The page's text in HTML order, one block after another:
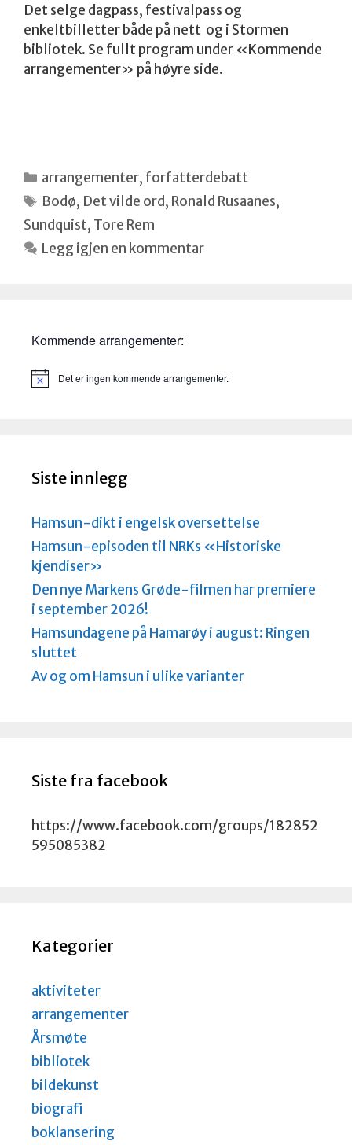
Det selge dagpass, festivalpass og
enkeltbilletter både på nett og i Stormen
bibliotek. Se fullt program under «Kommende
arrangementer» på høyre side.
Kategorier
arrangementer, forfatterdebatt
Stikkord
Bodø, Det vilde ord, Ronald Rusaanes,
Sundquist, Tore Rem
Legg igjen en kommentar
Kommende arrangementer:
M
Det er ingen kommende arrangementer.
Siste innlegg
Hamsun-dikt i engelsk oversettelse
Hamsun-episoden til NRKs «Historiske
kjendiser»
Den nye Markens Grøde-filmen har premiere
i september 2026!
Hamsundagene på Hamarøy i august: Ringen
sluttet
Av og om Hamsun i ulike varianter
Siste fra facebook
https://www.facebook.com/groups/182852
595085382
Kategorier
aktiviteter
arrangementer
Årsmøte
bibliotek
bildekunst
biografi
boklansering